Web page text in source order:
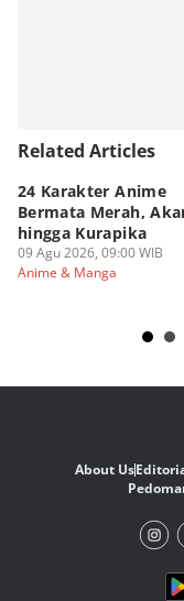
Related Articles
24 Karakter Anime
Bermata Merah,
hingga Kurapika
09 Agu 2026, 09:00 WIB
Anime & Manga
About Us